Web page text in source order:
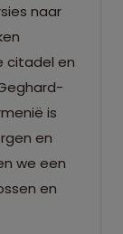
naar
citadel en
is
en
we een
en